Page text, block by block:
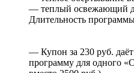
— теплый освежающий
Длительность
— Купон за 230 руб.
программу для одного